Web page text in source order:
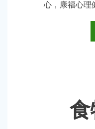
心，康福心理